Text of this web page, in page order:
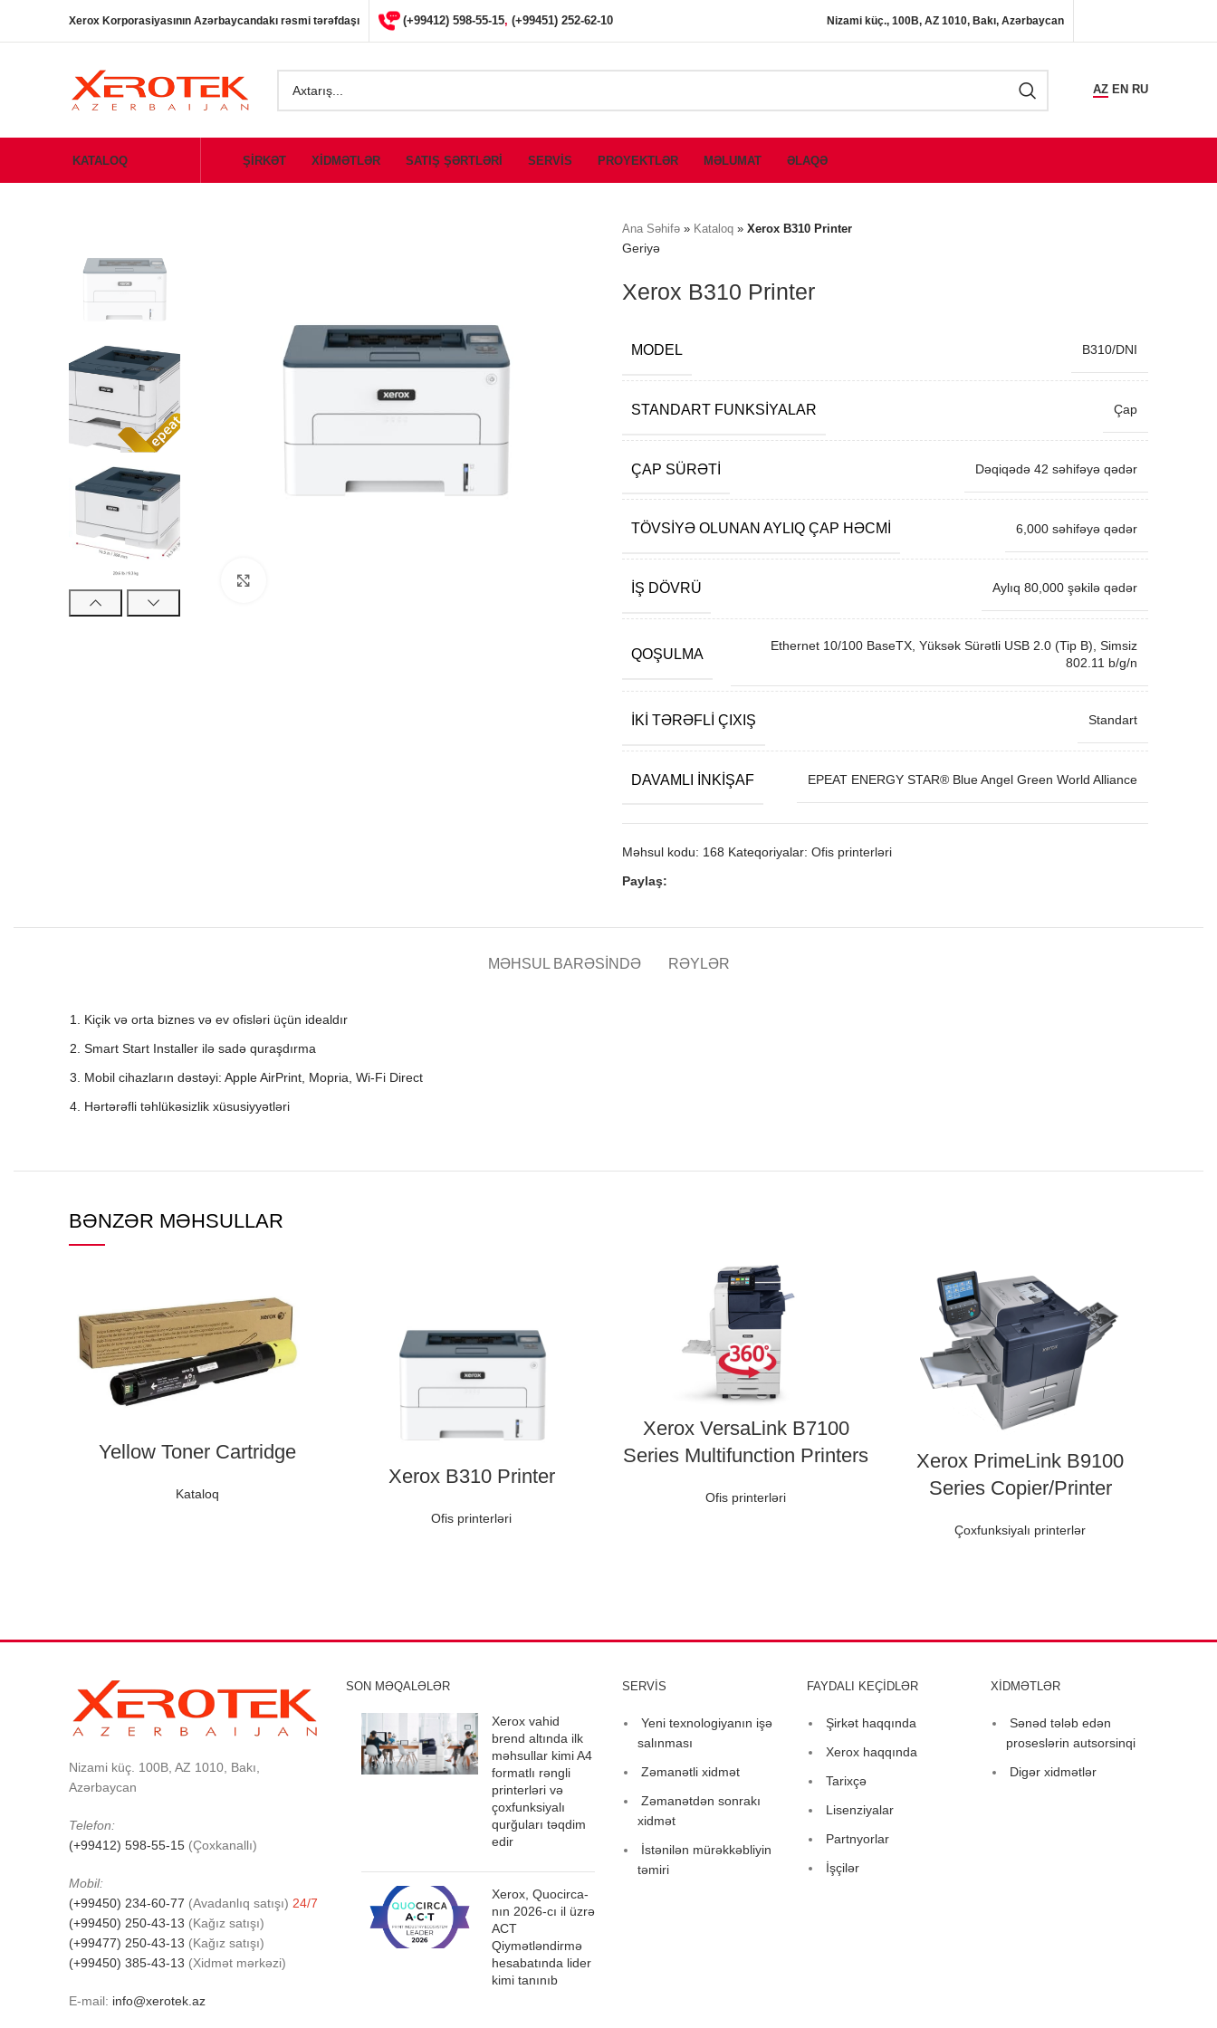
Xerox Korporasiyasının Azərbaycandakı rəsmi tərəfdaşı (+99412) 598-55-15, (+99451) 252-62-10 Nizami küç., 100B, AZ 1010, Bakı, Azərbaycan
AZ EN RU
KATALOQ ŞİRKƏT XİDMƏTLƏR SATIŞ ŞƏRTLƏRİ SERVİS PROYEKTLƏR MƏLUMAT ƏLAQƏ
Ana Səhifə » Kataloq » Xerox B310 Printer
Geriyə
Xerox B310 Printer
MODEL B310/DNI
STANDART FUNKSIYALAR Çap
ÇAP SÜRƏTI Dəqiqədə 42 səhifəyə qədər
TÖVSIYƏ OLUNAN AYLIQ ÇAP HƏCMI 6,000 səhifəyə qədər
İŞ DÖVRÜ Aylıq 80,000 şəkilə qədər
QOŞULMA
Ethernet 10/100 BaseTX, Yüksək Sürətli USB 2.0 (Tip B), Simsiz
802.11 b/g/n
İKI TƏRƏFLI ÇIXIŞ Standart
DAVAMLI INKIŞAF EPEAT ENERGY STAR® Blue Angel Green World Alliance
Məhsul kodu: 168 Kateqoriyalar: Ofis printerləri
Paylaş:
MƏHSUL BARƏSINDƏ RƏYLƏR
Kiçik və orta biznes və ev ofisləri üçün idealdır
Smart Start Installer ilə sadə quraşdırma
Mobil cihazların dəstəyi: Apple AirPrint, Mopria, Wi-Fi Direct
Hərtərəfli təhlükəsizlik xüsusiyyətləri
BƏNZƏR MƏHSULLAR
Yellow Toner Cartridge
Kataloq
Xerox B310 Printer
Ofis printerləri
Xerox VersaLink B7100
Series Multifunction Printers
Ofis printerləri
Xerox PrimeLink B9100
Series Copier/Printer
Çoxfunksiyalı printerlər
Nizami küç. 100B, AZ 1010, Bakı,
Azərbaycan
Telefon:
(+99412) 598-55-15 (Çoxkanallı)
Mobil:
(+99450) 234-60-77 (Avadanlıq satışı) 24/7
(+99450) 250-43-13 (Kağız satışı)
(+99477) 250-43-13 (Kağız satışı)
(+99450) 385-43-13 (Xidmət mərkəzi)
E-mail: info@xerotek.az
SON MƏQALƏLƏR
Xerox vahid
brend altında ilk
məhsullar kimi A4
formatlı rəngli
printerləri və
çoxfunksiyalı
qurğuları təqdim
edir
Xerox, Quocirca-
nın 2026-cı il üzrə
ACT
Qiymətləndirmə
hesabatında lider
kimi tanınıb
SERVİS
Yeni texnologiyanın işə
salınması
Zəmanətli xidmət
Zəmanətdən sonrakı
xidmət
İstənilən mürəkkəbliyin
təmiri
FAYDALI KEÇİDLƏR
Şirkət haqqında
Xerox haqqında
Tarixçə
Lisenziyalar
Partnyorlar
İşçilər
XİDMƏTLƏR
Sənəd tələb edən
proseslərin autsorsinqi
Digər xidmətlər